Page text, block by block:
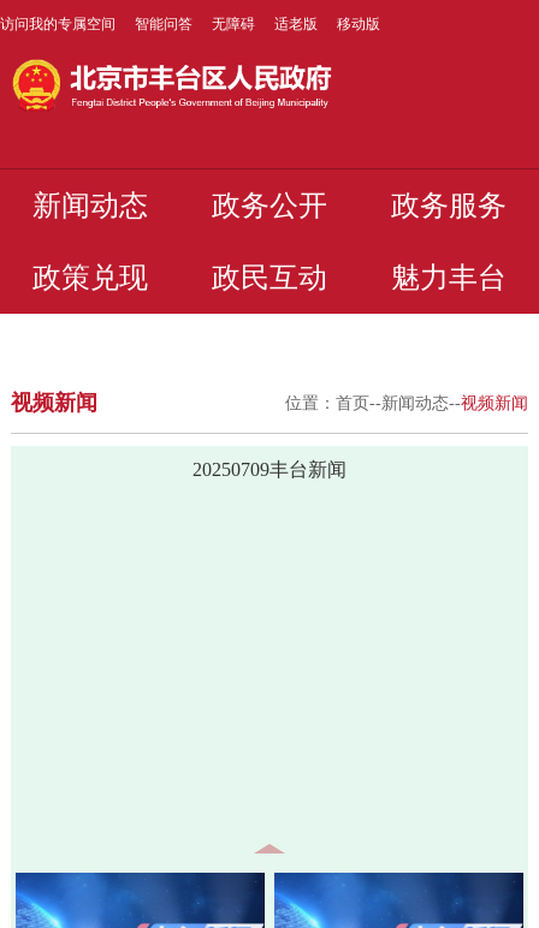
访问我的专属空间 智能问答 无障碍 适老版 移动版
新闻动态 政务公开 政务服务
政策兑现 政民互动 魅力丰台
视频新闻 位置：首页--新闻动态--视频新闻
20250709丰台新闻